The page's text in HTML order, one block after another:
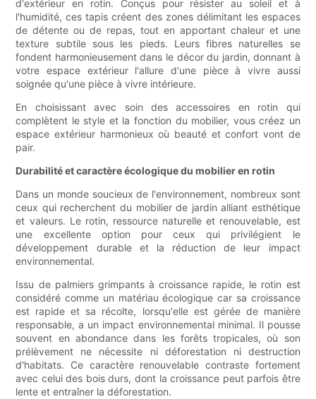
d'extérieur en rotin. Conçus pour résister au soleil et à
l'humidité, ces tapis créent des zones délimitant les espaces
de détente ou de repas, tout en apportant chaleur et une
texture subtile sous les pieds. Leurs fibres naturelles se
fondent harmonieusement dans le décor du jardin, donnant à
votre espace extérieur l'allure d'une pièce à vivre aussi
soignée qu'une pièce à vivre intérieure.
En choisissant avec soin des accessoires en rotin qui
complètent le style et la fonction du mobilier, vous créez un
espace extérieur harmonieux où beauté et confort vont de
pair.
Durabilité et caractère écologique du mobilier en rotin
Dans un monde soucieux de l'environnement, nombreux sont
ceux qui recherchent du mobilier de jardin alliant esthétique
et valeurs. Le rotin, ressource naturelle et renouvelable, est
une excellente option pour ceux qui privilégient le
développement durable et la réduction de leur impact
environnemental.
Issu de palmiers grimpants à croissance rapide, le rotin est
considéré comme un matériau écologique car sa croissance
est rapide et sa récolte, lorsqu'elle est gérée de manière
responsable, a un impact environnemental minimal. Il pousse
souvent en abondance dans les forêts tropicales, où son
prélèvement ne nécessite ni déforestation ni destruction
d'habitats. Ce caractère renouvelable contraste fortement
avec celui des bois durs, dont la croissance peut parfois être
lente et entraîner la déforestation.